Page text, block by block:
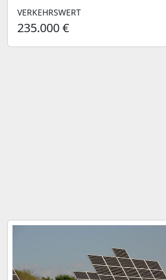
VERKEHRSWERT
235.000 €